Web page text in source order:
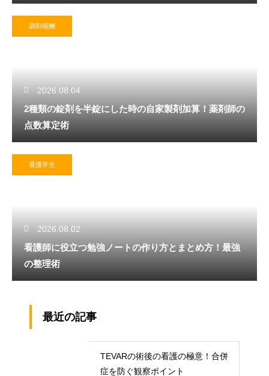
調剤報酬
2026.08.04
2種類の錠剤を半錠にした時の自家製剤加算！薬剤師の
点数算定術
看護学生
2026.08.02
看護師に役立つ勉強ノートの作り方とまとめ方！最強
の整理術
最近の記事
TEVARの術後の看護の極意！合併
症を防ぐ観察ポイント